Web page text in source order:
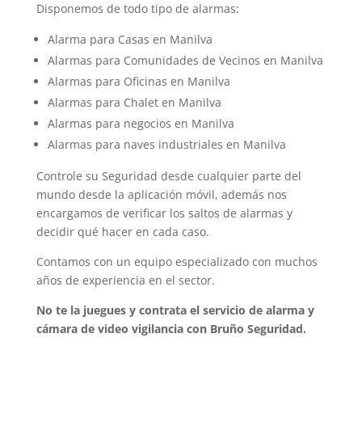
Disponemos de todo tipo de alarmas:
Alarma para Casas en Manilva
Alarmas para Comunidades de Vecinos en Manilva
Alarmas para Oficinas en Manilva
Alarmas para Chalet en Manilva
Alarmas para negocios en Manilva
Alarmas para naves industriales en Manilva
Controle su Seguridad desde cualquier parte del
mundo desde la aplicación móvil, además nos
encargamos de verificar los saltos de alarmas y
decidir qué hacer en cada caso.
Contamos con un equipo especializado con muchos
años de experiencia en el sector.
No te la juegues y contrata el servicio de alarma y
cámara de video vigilancia con Bruño Seguridad.